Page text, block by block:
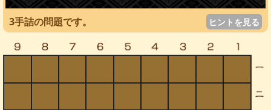
3手詰の問題です。 ヒントを見る